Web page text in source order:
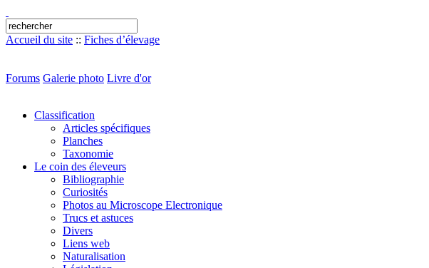
Accueil du site :: Fiches d’élevage
Forums Galerie photo Livre d'or
Classification
Articles spécifiques
Planches
Taxonomie
Le coin des éleveurs
Bibliographie
Curiosités
Photos au Microscope Electronique
Trucs et astuces
Divers
Liens web
Naturalisation